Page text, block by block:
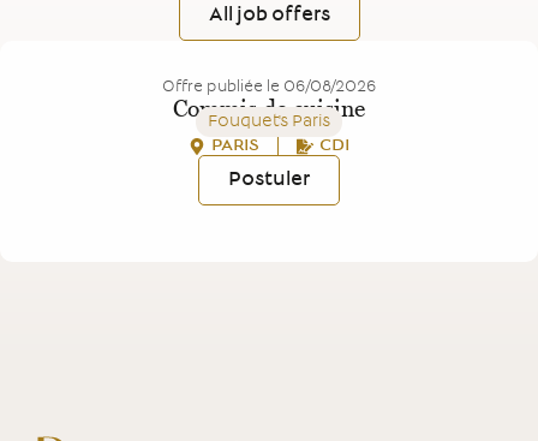
All job offers
Offre publiée le 06/08/2026
Commis de cuisine
Fouquet's Paris
PARIS
CDI
Postuler